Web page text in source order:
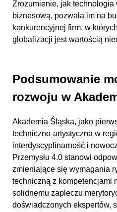
Zrozumienie, jak technologia
biznesową, pozwala im na
konkurencyjnej firm, w
globalizacji jest wartością
Podsumowanie
rozwoju w
Akademia Śląska, jako
techniczno-artystyczna w
interdyscyplinarność i
Przemysłu 4.0 stanowi
zmieniające się wymagania
techniczną z kompetencjami
solidnemu zapleczu
doświadczonych ekspertów,